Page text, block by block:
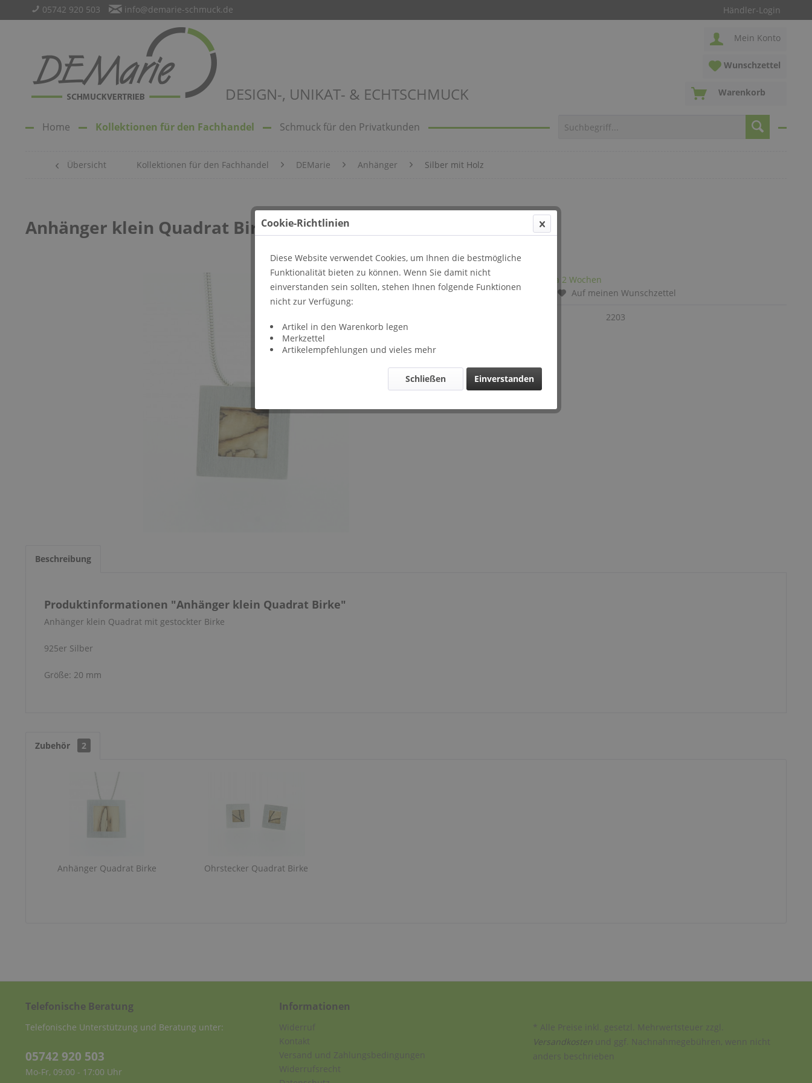
Händler-Login
05742 920 503 info@demarie-schmuck.de
DESIGN-, UNIKAT- & ECHTSCHMUCK
Mein Konto
Wunschzettel
Warenkorb
Home Kollektionen für den Fachhandel Schmuck für den Privatkunden
Übersicht Kollektionen für den Fachhandel DEMarie Anhänger Silber mit Holz
Anhänger klein Quadrat Birke
Lieferzeit: ca 2 Wochen
Vergleichen
Auf meinen Wunschzettel
2203
Beschreibung
Produktinformationen "Anhänger klein Quadrat Birke"
Anhänger klein Quadrat mit gestockter Birke
925er Silber
Größe: 20 mm
Zubehör 2
Anhänger Quadrat Birke Ohrstecker Quadrat Birke
Telefonische Beratung
Telefonische Unterstützung und Beratung unter:
05742 920 503
Mo-Fr, 09:00 - 17:00 Uhr
Informationen
Widerruf
Kontakt
Versand und Zahlungsbedingungen
Widerrufsrecht
* Alle Preise inkl. gesetzl. Mehrwertsteuer zzgl.
Versandkosten und ggf. Nachnahmegebühren, wenn nicht
anders beschrieben
Cookie-Richtlinien
Diese Website verwendet Cookies, um Ihnen die bestmögliche
Funktionalität bieten zu können. Wenn Sie damit nicht
einverstanden sein sollten, stehen Ihnen folgende Funktionen
nicht zur Verfügung:
Artikel in den Warenkorb legen
Merkzettel
Artikelempfehlungen und vieles mehr
Einverstanden
Schließen